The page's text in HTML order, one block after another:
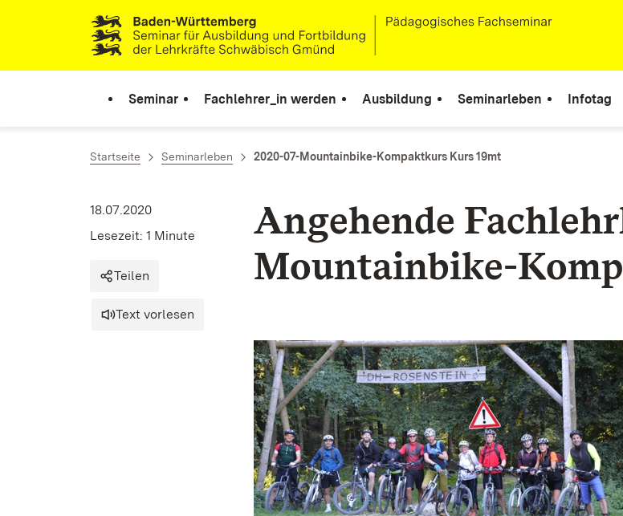
Zum Inhalt springen
Link zur Startseite
Seminar Fachlehrer_in werden Ausbildung Seminarleben Infotag
Startseite Seminarleben 2020-07-Mountainbike-Kompaktkurs Kurs 19mt
Angehende
Mountainbike-
18.07.2020
Lesezeit: 1 Minute
Teilen
Text vorlesen